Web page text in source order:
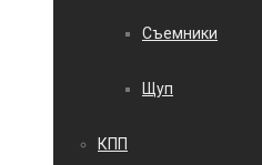
Съемники
Щуп
КПП